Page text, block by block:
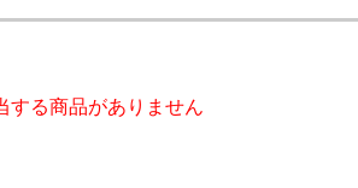
する商品がありません